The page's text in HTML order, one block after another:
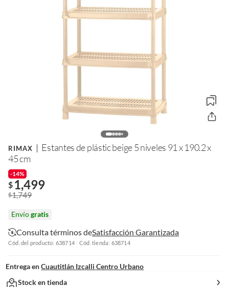
RIMAX
Estantes de plástic beige 5 niveles 91 x 190.2 x
45 cm
-14%
$ 1,499
$1,749
Envíogratis
Consulta términos deSatisfacción Garantizada
Cód. del producto: 638714 Cód. tienda: 638714
Entrega en Cuautitlán Izcalli Centro Urbano
Stock en tienda